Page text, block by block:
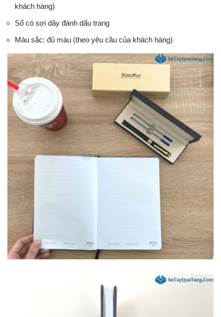
khách hàng)
Sổ có sợi dây đánh dấu trang
Màu sắc: đủ màu (theo yêu cầu của khách hàng)